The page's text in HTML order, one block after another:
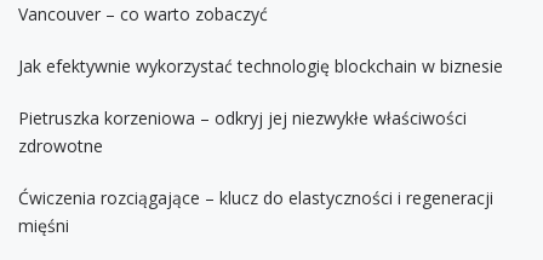
Vancouver – co warto zobaczyć
Jak efektywnie wykorzystać technologię blockchain w biznesie
Pietruszka korzeniowa – odkryj jej niezwykłe właściwości
zdrowotne
Ćwiczenia rozciągające – klucz do elastyczności i regeneracji
mięśni